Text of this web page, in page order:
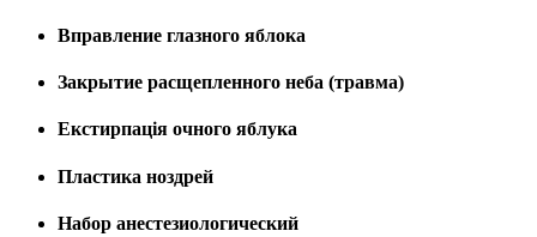
Вправление глазного яблока
Закрытие расщепленного неба (травма)
Екстирпація очного яблука
Пластика ноздрей
Набор анестезиологический